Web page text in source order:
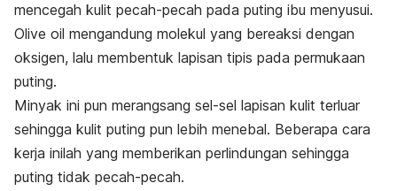
mencegah kulit pecah-pecah pada puting ibu menyusui.
Olive oil mengandung molekul yang bereaksi dengan
oksigen, lalu membentuk lapisan tipis pada permukaan
puting.
Minyak ini pun merangsang sel-sel lapisan kulit terluar
sehingga kulit puting pun lebih menebal. Beberapa cara
kerja inilah yang memberikan perlindungan sehingga
puting tidak pecah-pecah.